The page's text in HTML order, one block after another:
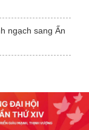
ngạch sang Ấn